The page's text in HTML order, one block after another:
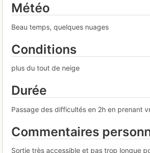
Météo
Beau temps, quelques nuages
Conditions
plus du tout de neige
Durée
Passage des difficultés en 2h en prenant
Commentaires
Sortie très accessible et pas trop longue